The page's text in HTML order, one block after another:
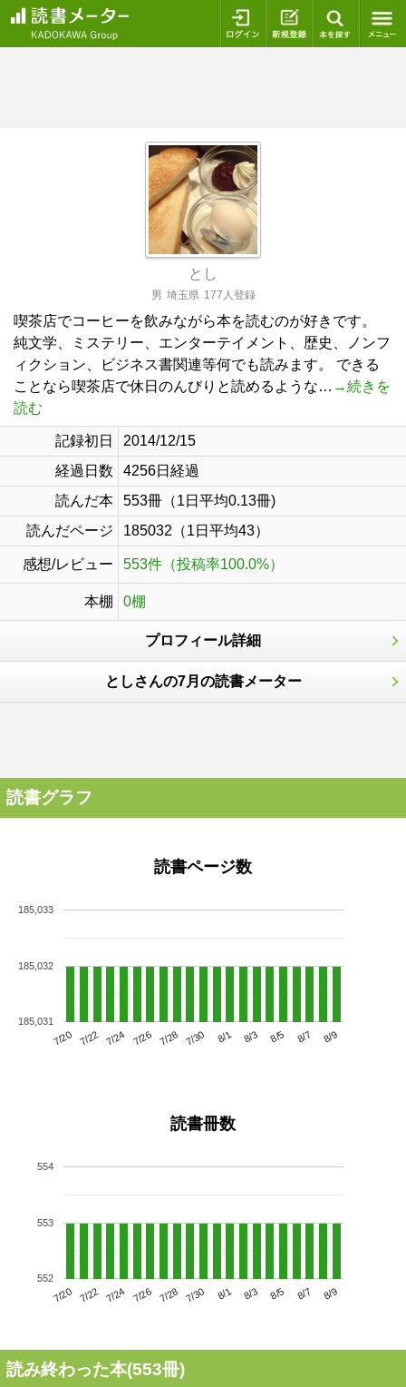
ログイン 新規登録
とし
男 埼玉県 177人登録
喫茶店でコーヒーを飲みながら本を読むのが好きです。
純文学、ミステリー、エンターテイメント、歴史、ノンフ
ィクション、ビジネス書関連等何でも読みます。 できる
ことなら喫茶店で休日のんびりと読めるような… →続きを
読む
記録初日
2014/12/15
経過日数
4256日経過
読んだ本
553冊（1日平均0.13冊)
読んだページ
185032（1日平均43）
感想/レビュー 553件（投稿率100.0%）
本棚 0棚
プロフィール詳細
としさんの7月の読書メーター
読書グラフ
読書ページ数
7/20 7/22 7/24 7/26 7/28 7/30 8/1 8/3 8/5 8/7 8/9
185,031
185,032
185,033
読書冊数
7/20 7/22 7/24 7/26 7/28 7/30 8/1 8/3 8/5 8/7 8/9
552
553
554
読み終わった本(553冊)